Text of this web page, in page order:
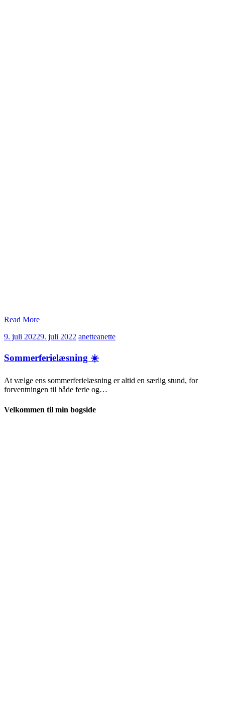
Read More
9. juli 20229. juli 2022 anetteanette
Sommerferielæsning ☀️
At vælge ens sommerferielæsning er altid en særlig stund, for
forventningen til både ferie og…
Velkommen til min bogside